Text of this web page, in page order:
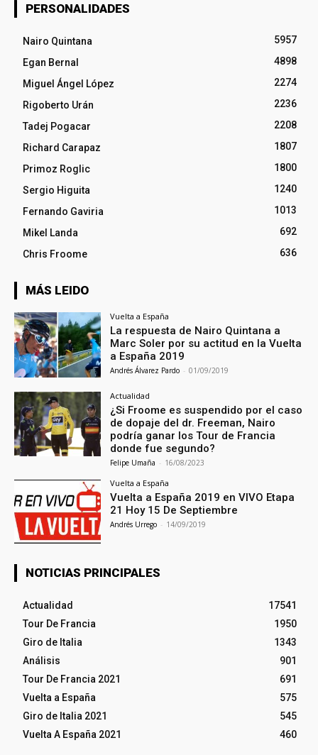
PERSONALIDADES
Nairo Quintana
5957
Egan Bernal
4898
Miguel Ángel López
2274
Rigoberto Urán
2236
Tadej Pogacar
2208
Richard Carapaz
1807
Primoz Roglic
1800
Sergio Higuita
1240
Fernando Gaviria
1013
Mikel Landa
692
Chris Froome
636
MÁS LEIDO
Vuelta a España
La respuesta de Nairo Quintana a
Marc Soler por su actitud en la Vuelta
a España 2019
Andrés Álvarez Pardo - 01/09/2019
Actualidad
¿Si Froome es suspendido por el caso
de dopaje del dr. Freeman, Nairo
podría ganar los Tour de Francia
donde fue segundo?
Felipe Umaña - 16/08/2023
Vuelta a España
Vuelta a España 2019 en VIVO Etapa
21 Hoy 15 De Septiembre
Andrés Urrego - 14/09/2019
NOTICIAS PRINCIPALES
Actualidad
17541
Tour De Francia
1950
Giro de Italia
1343
Análisis
901
Tour De Francia 2021
691
Vuelta a España
575
Giro de Italia 2021
545
Vuelta A España 2021
460